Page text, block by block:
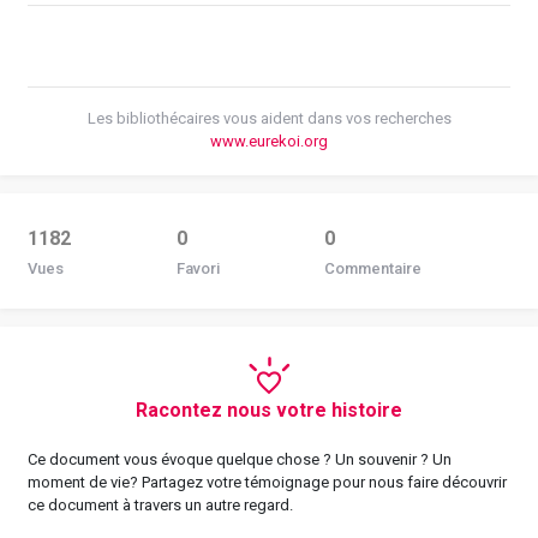
Les bibliothécaires vous aident dans vos recherches
www.eurekoi.org
1182
Vues
0
Favori
0
Commentaire
Racontez nous votre histoire
Ce document vous évoque quelque chose ? Un souvenir ? Un
moment de vie? Partagez votre témoignage pour nous faire découvrir
ce document à travers un autre regard.